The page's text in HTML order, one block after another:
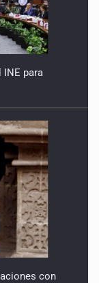
INE para
con